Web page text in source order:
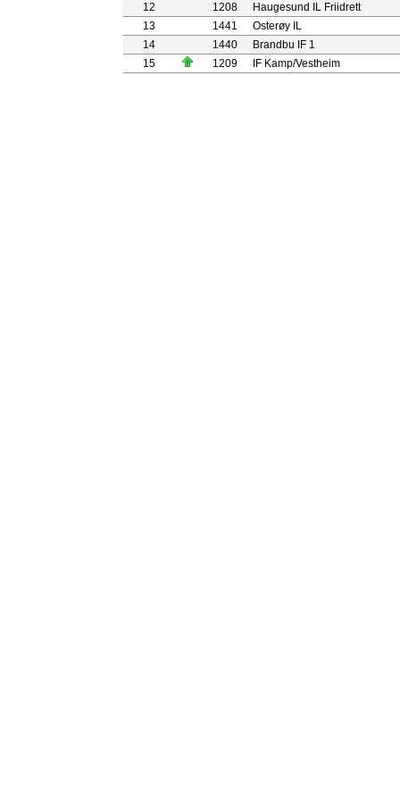
12
1208
Haugesund IL Friidrett
13
1441
Osterøy IL
14
1440
Brandbu IF 1
15
1209 IF Kamp/Vestheim